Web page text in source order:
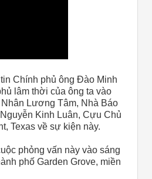
Chính phủ ông Đào Minh
lâm thời của ông ta vào
Lương Tâm, Nhà Báo
Kinh Luân, Cựu Chủ
Texas về sự kiện này.
phỏng vấn này vào sáng
phố Garden Grove, miền